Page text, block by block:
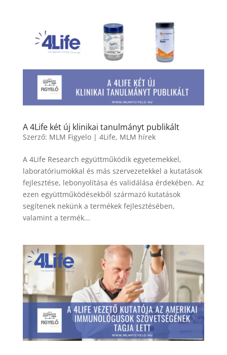
A 4Life két új klinikai tanulmányt publikált
Szerző: MLM Figyelo| 4Life, MLM hírek
A 4Life Research együttműködik egyetemekkel,
laboratóriumokkal és más szervezetekkel a kutatások
fejlesztése, lebonyolítása és validálása érdekében. Az
ezen együttműködésekből származó kutatások
segítenek nekünk a termékek fejlesztésében,
valamint a termék...